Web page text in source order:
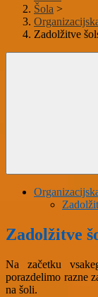
Šola >
Zadolžitve
Zadolžitve
Na začetku
porazdelimo razne
na šoli.